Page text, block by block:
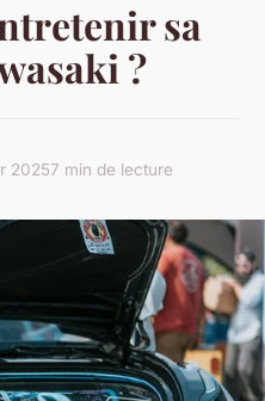
sa
?
20257 min de lecture